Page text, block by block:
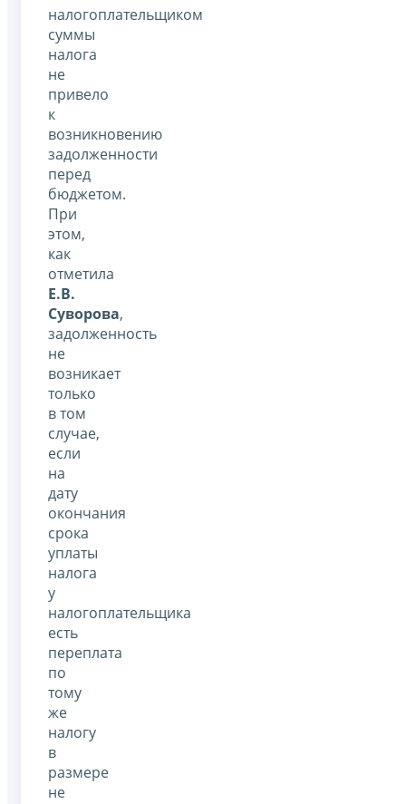
налогоплательщиком
суммы
налога
не
привело
к
возникновению
задолженности
перед
бюджетом.
При
этом,
как
отметила
Е.В.
Суворова,
задолженность
не
возникает
только
в том
случае,
если
на
дату
окончания
срока
уплаты
налога
у
налогоплательщика
есть
переплата
по
тому
же
налогу
в
размере
не